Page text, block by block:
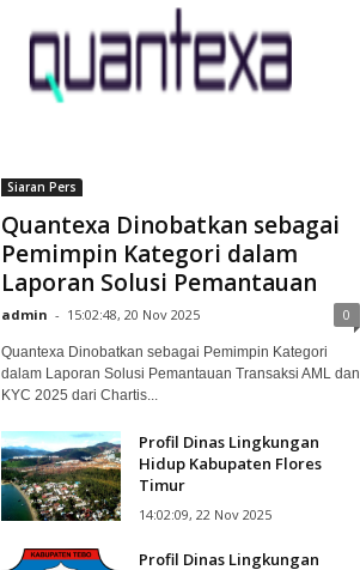
Siaran Pers
Quantexa Dinobatkan sebagai
Pemimpin Kategori dalam
Laporan Solusi Pemantauan
admin - 15:02:48, 20 Nov 2025 0
Quantexa Dinobatkan sebagai Pemimpin Kategori
dalam Laporan Solusi Pemantauan Transaksi AML dan
KYC 2025 dari Chartis...
Profil Dinas Lingkungan
Hidup Kabupaten Flores
Timur
14:02:09, 22 Nov 2025
Profil Dinas Lingkungan